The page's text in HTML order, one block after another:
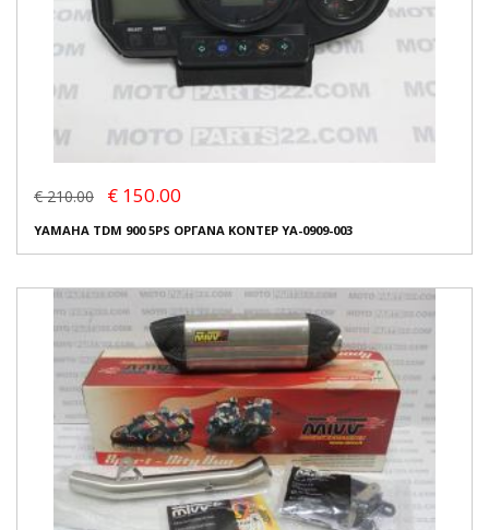
€ 210.00 € 150.00
YAMAHA TDM 900 5PS ΟΡΓΑΝΑ ΚΟΝΤΕΡ YA-0909-003